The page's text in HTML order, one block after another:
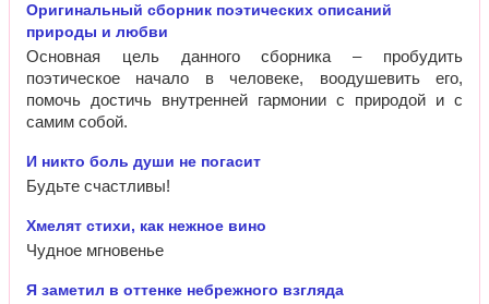
Оригинальный сборник поэтических описаний
природы и любви
Основная цель данного сборника – пробудить
поэтическое начало в человеке, воодушевить его,
помочь достичь внутренней гармонии с природой и с
самим собой.
И никто боль души не погасит
Будьте счастливы!
Хмелят стихи, как нежное вино
Чудное мгновенье
Я заметил в оттенке небрежного взгляда